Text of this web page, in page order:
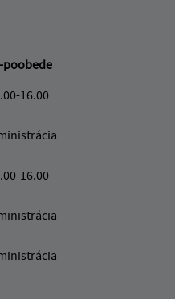
poobede
16.00
16.00